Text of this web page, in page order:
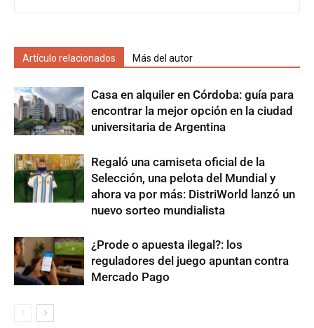
Artículo relacionados Más del autor
Casa en alquiler en Córdoba: guía para
encontrar la mejor opción en la ciudad
universitaria de Argentina
Regaló una camiseta oficial de la
Selección, una pelota del Mundial y
ahora va por más: DistriWorld lanzó un
nuevo sorteo mundialista
¿Prode o apuesta ilegal?: los
reguladores del juego apuntan contra
Mercado Pago